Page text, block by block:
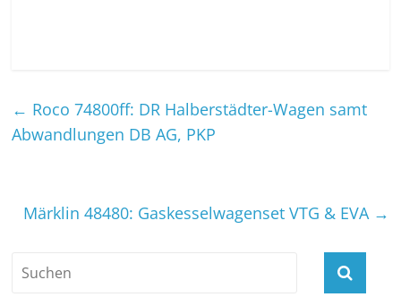
← Roco 74800ff: DR Halberstädter-Wagen samt
Abwandlungen DB AG, PKP
Märklin 48480: Gaskesselwagenset VTG & EVA →